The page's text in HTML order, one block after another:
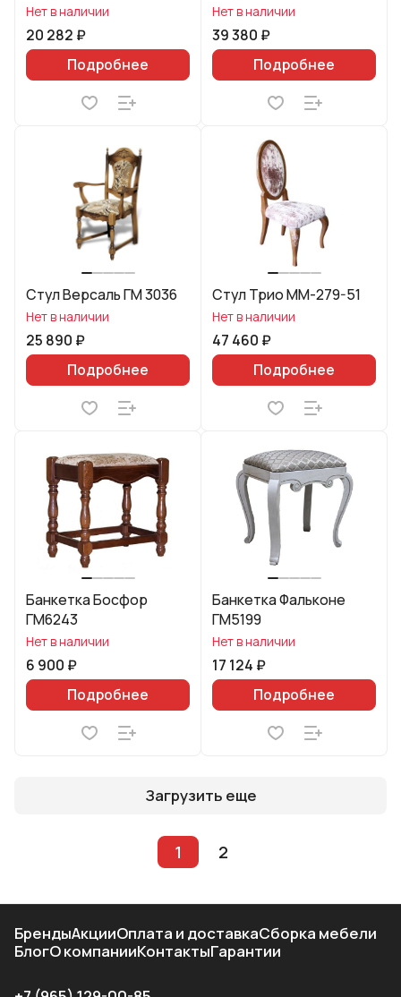
Нет в наличии
20 282 ₽
Подробнее
Нет в наличии
39 380 ₽
Подробнее
Стул Версаль ГМ 3036
Нет в наличии
25 890 ₽
Подробнее
Стул Трио ММ-279-51
Нет в наличии
47 460 ₽
Подробнее
Банкетка Босфор
ГМ6243
Нет в наличии
6 900 ₽
Подробнее
Банкетка Фальконе
ГМ5199
Нет в наличии
17 124 ₽
Подробнее
Загрузить еще
1 2
БрендыАкцииОплата и доставкаСборка мебели
БлогО компанииКонтактыГарантии